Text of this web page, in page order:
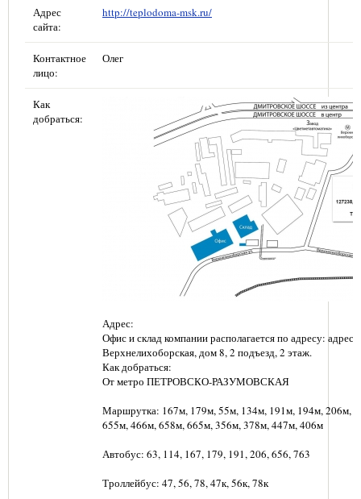
Адрес
сайта:
http://teplodoma-msk.ru/
Контактное
лицо:
Олег
Как
добраться:
Адрес:
Офис и склад компании располагается по адресу: адрес:
Верхнелихоборская, дом 8, 2 подъезд, 2 этаж.
Как добраться:
От метро ПЕТРОВСКО-РАЗУМОВСКАЯ
Маршрутка: 167м, 179м, 55м, 134м, 191м, 194м, 206м,
655м, 466м, 658м, 665м, 356м, 378м, 447м, 406м
Автобус: 63, 114, 167, 179, 191, 206, 656, 763
Троллейбус: 47, 56, 78, 47к, 56к, 78к